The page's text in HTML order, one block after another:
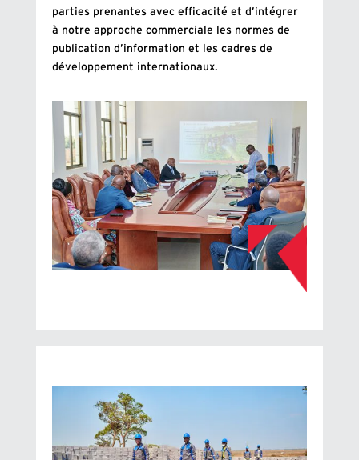
parties prenantes avec efficacité et d’intégrer
à notre approche commerciale les normes de
publication d’information et les cadres de
développement internationaux.